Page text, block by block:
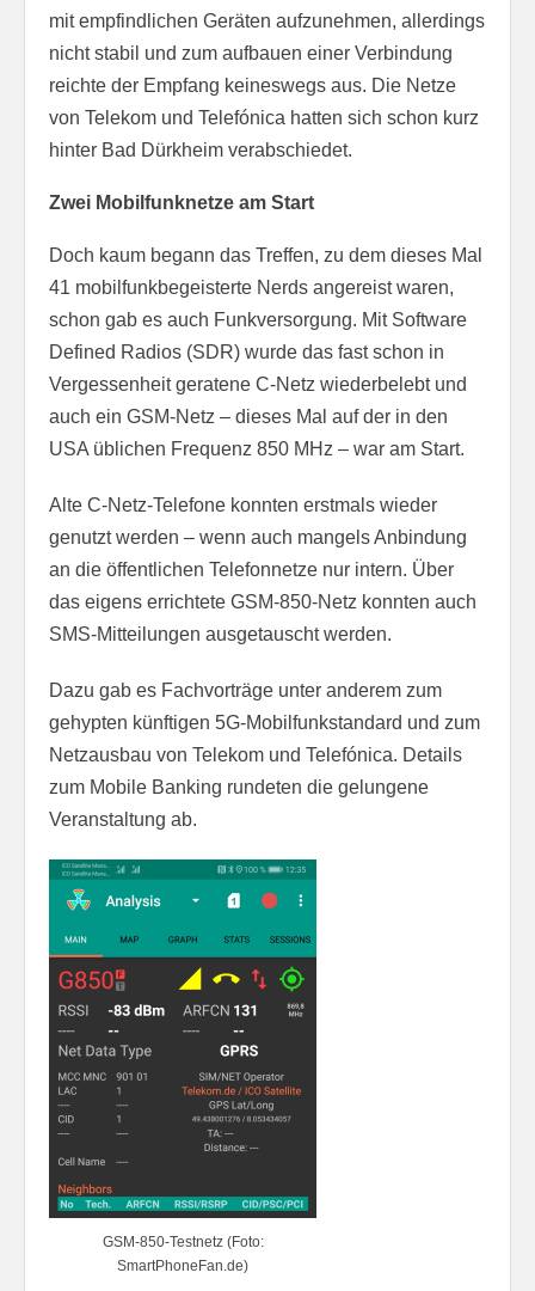
mit empfindlichen Geräten aufzunehmen, allerdings
nicht stabil und zum aufbauen einer Verbindung
reichte der Empfang keineswegs aus. Die Netze
von Telekom und Telefónica hatten sich schon kurz
hinter Bad Dürkheim verabschiedet.
Zwei Mobilfunknetze am Start
Doch kaum begann das Treffen, zu dem dieses Mal
41 mobilfunkbegeisterte Nerds angereist waren,
schon gab es auch Funkversorgung. Mit Software
Defined Radios (SDR) wurde das fast schon in
Vergessenheit geratene C-Netz wiederbelebt und
auch ein GSM-Netz – dieses Mal auf der in den
USA üblichen Frequenz 850 MHz – war am Start.
Alte C-Netz-Telefone konnten erstmals wieder
genutzt werden – wenn auch mangels Anbindung
an die öffentlichen Telefonnetze nur intern. Über
das eigens errichtete GSM-850-Netz konnten auch
SMS-Mitteilungen ausgetauscht werden.
Dazu gab es Fachvorträge unter anderem zum
gehypten künftigen 5G-Mobilfunkstandard und zum
Netzausbau von Telekom und Telefónica. Details
zum Mobile Banking rundeten die gelungene
Veranstaltung ab.
GSM-850-Testnetz (Foto:
SmartPhoneFan.de)